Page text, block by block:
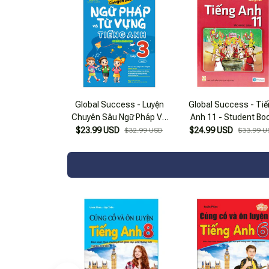
Global Success - Luyện
Chuyên Sâu Ngữ Pháp Và
Từ Vựng Tiếng Anh Lớp 3 -
Cao)
$23.99 USD $32.99 USD
Global Success -
Anh 11 - Student
(2023)
$24.99 USD $33.99